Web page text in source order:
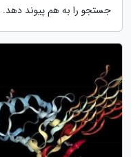
جستجو را به هم پیوند دهد.